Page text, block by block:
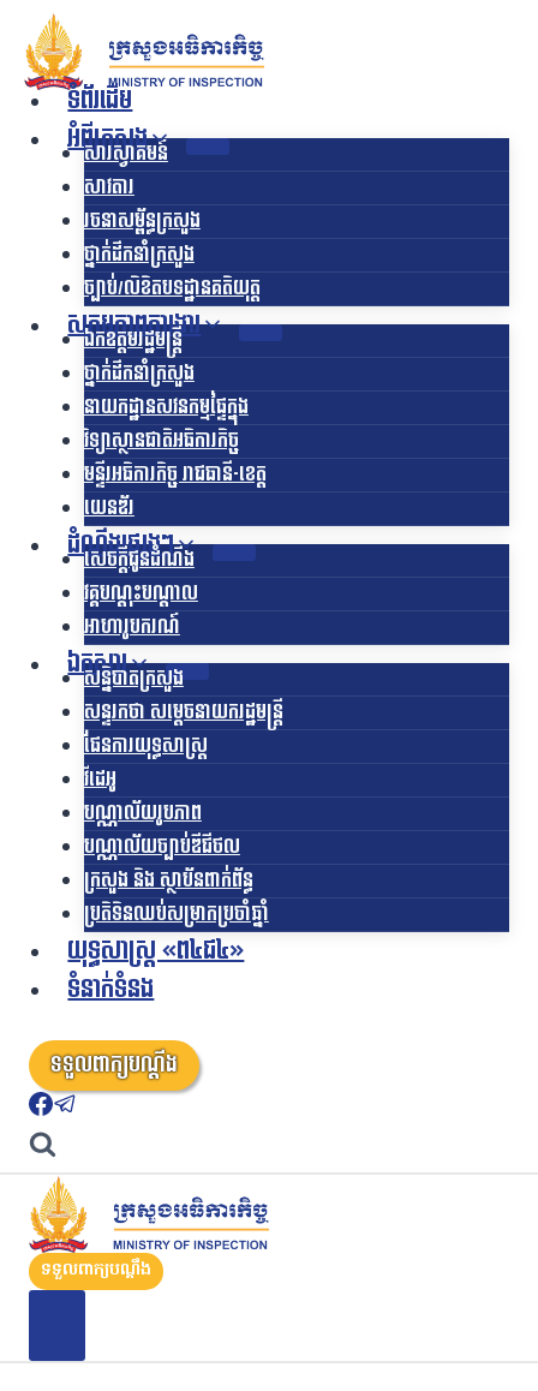
contentទំព័រដើម
អំពីក្រសួង
សារស្វាគមន៍
សាវតារ
រចនាសម្ព័ន្ធក្រសួង​
ថ្នាក់ដឹកនាំក្រសួង
ច្បាប់/លិខិតបទដ្ឋានគតិយុត្ត
សកម្មភាពការងារ
ឯកឧត្ដមរដ្ឋមន្ត្រី
ថ្នាក់ដឹកនាំក្រសួង
នាយកដ្ឋានសវនកម្មផ្ទៃក្នុង
វិទ្យាស្ថានជាតិអធិការកិច្ច
មន្ទីរអធិការកិច្ច រាជធានី-ខេត្ត
យេនឌ័រ
ដំណឹងផ្សេងៗ
សេចក្តីជូនដំណឹង
វគ្គបណ្តុះបណ្តាល
អាហារូបករណ៍
ឯកសារ
សន្និបាតក្រសួង
សន្ទរកថា សម្តេចនាយករដ្ឋមន្ត្រី
ផែនការយុទ្ធសាស្រ្ត
វីដេអូ
បណ្ណាល័យរូបភាព
បណ្ណាល័យច្បាប់ឌីជីថល
ក្រសួង និង ស្ថាប័នពាក់ព័ន្ធ
ប្រតិទិនឈប់សម្រាកប្រចាំឆ្នាំ
យុទ្ធសាស្ត្រ «ព៤ជ៤»
ទំនាក់ទំនង
ទទួលពាក្យបណ្តឹង
ទទួលពាក្យបណ្តឹង